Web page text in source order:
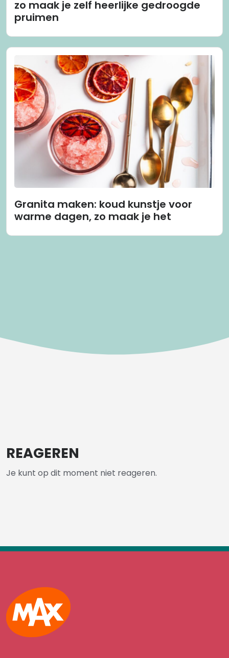
zo maak je zelf heerlijke gedroogde
pruimen
Granita maken: koud kunstje voor
warme dagen, zo maak je het
REAGEREN
Je kunt op dit moment niet reageren.
Max